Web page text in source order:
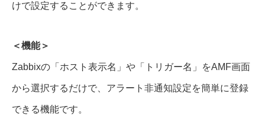
けで設定することができます。
＜機能＞
Zabbixの「ホスト表示名」や「トリガー名」をAMF画面
から選択するだけで、アラート非通知設定を簡単に登録
できる機能です。